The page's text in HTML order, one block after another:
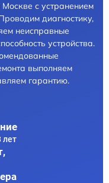
с устранением
диагностику,
неисправные
устройства.
выполняем
гарантию.
лет